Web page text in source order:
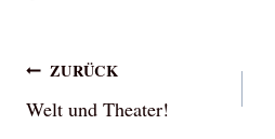
Beitragsnavigation
ZURÜCK
Welt und Theater!